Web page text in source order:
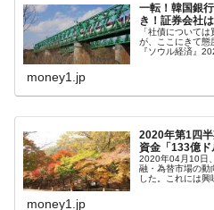
ドを掲げる「在韓反米勢力」
『Money1』
韓国政府「2035
ータセンター整備」⇒ だから
『Money1』
韓国『国民年金
発。
『Money1』
韓国政府「ニセ
一転！韓国銀
き！証券会社
「社債について
が、ここにきて態
『ソウル経済』
money1.jp
2020年第1四
資金「133億
2020年04月10日
融・為替市場の動
した。これには興
money1.jp